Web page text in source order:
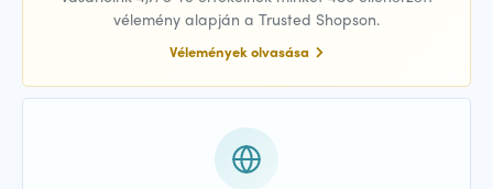
vélemény alapján a Trusted Shopson.
Vélemények olvasása